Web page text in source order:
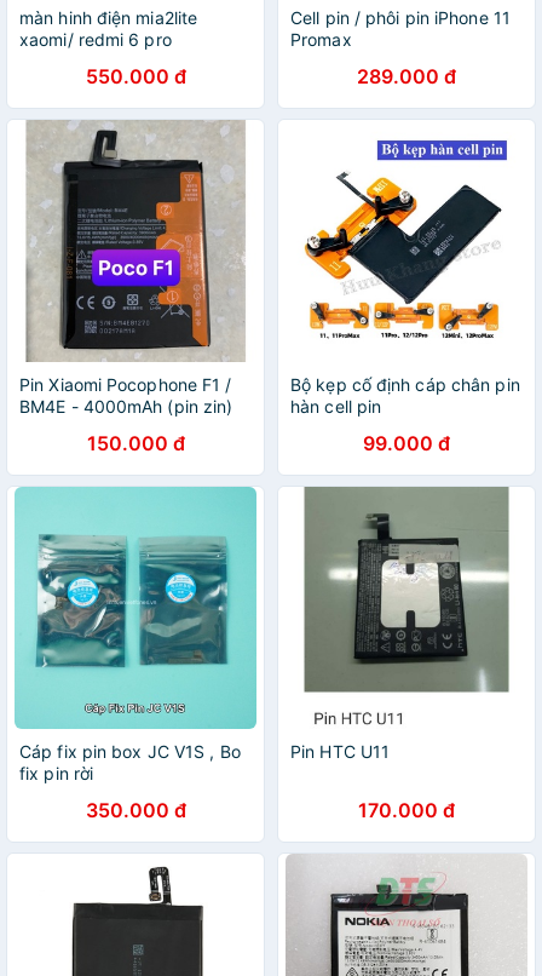
màn hinh điện mia2lite
xaomi/ redmi 6 pro
550.000 đ
Cell pin / phôi pin iPhone 11
Promax
289.000 đ
Pin Xiaomi Pocophone F1 /
BM4E - 4000mAh (pin zin)
150.000 đ
Bộ kẹp cố định cáp chân pin
hàn cell pin
99.000 đ
Cáp fix pin box JC V1S , Bo
fix pin rời
350.000 đ
Pin HTC U11
170.000 đ